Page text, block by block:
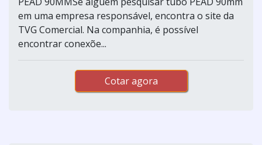
em uma empresa responsável, encontra o site da
TVG Comercial. Na companhia, é possível
encontrar conexõe...
Cotar agora